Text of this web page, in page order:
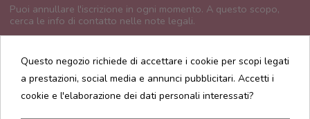
Puoi annullare l'iscrizione in ogni momento. A questo scopo,
cerca le info di contatto nelle note legali.
Questo negozio richiede di accettare i cookie per scopi legati
a prestazioni, social media e annunci pubblicitari. Accetti i
cookie e l'elaborazione dei dati personali interessati?